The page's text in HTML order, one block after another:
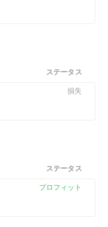
ステータス
損失
ステータス
プロフィット